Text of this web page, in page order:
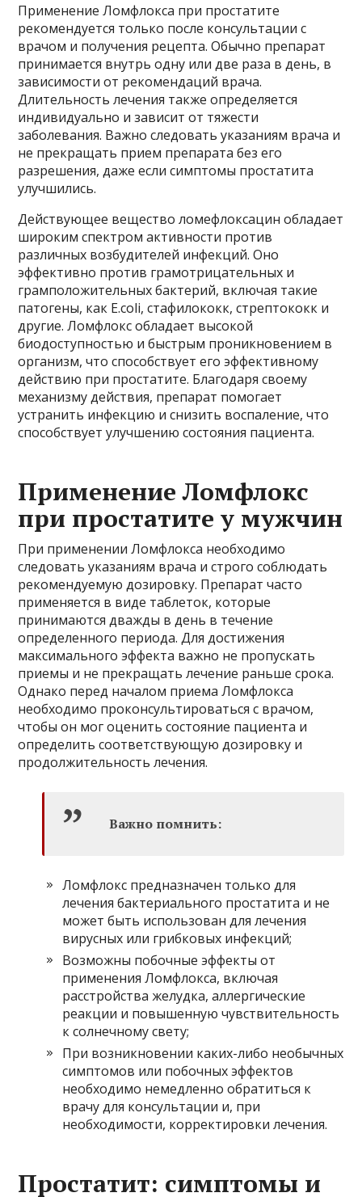
Применение Ломфлокса при простатите
рекомендуется только после консультации с
врачом и получения рецепта. Обычно препарат
принимается внутрь одну или две раза в день, в
зависимости от рекомендаций врача.
Длительность лечения также определяется
индивидуально и зависит от тяжести
заболевания. Важно следовать указаниям врача и
не прекращать прием препарата без его
разрешения, даже если симптомы простатита
улучшились.
Действующее вещество ломефлоксацин обладает
широким спектром активности против
различных возбудителей инфекций. Оно
эффективно против грамотрицательных и
грамположительных бактерий, включая такие
патогены, как E.coli, стафилококк, стрептококк и
другие. Ломфлокс обладает высокой
биодоступностью и быстрым проникновением в
организм, что способствует его эффективному
действию при простатите. Благодаря своему
механизму действия, препарат помогает
устранить инфекцию и снизить воспаление, что
способствует улучшению состояния пациента.
Применение Ломфлокс
при простатите у мужчин
При применении Ломфлокса необходимо
следовать указаниям врача и строго соблюдать
рекомендуемую дозировку. Препарат часто
применяется в виде таблеток, которые
принимаются дважды в день в течение
определенного периода. Для достижения
максимального эффекта важно не пропускать
приемы и не прекращать лечение раньше срока.
Однако перед началом приема Ломфлокса
необходимо проконсультироваться с врачом,
чтобы он мог оценить состояние пациента и
определить соответствующую дозировку и
продолжительность лечения.
Важно помнить:
Ломфлокс предназначен только для
лечения бактериального простатита и не
может быть использован для лечения
вирусных или грибковых инфекций;
Возможны побочные эффекты от
применения Ломфлокса, включая
расстройства желудка, аллергические
реакции и повышенную чувствительность
к солнечному свету;
При возникновении каких-либо необычных
симптомов или побочных эффектов
необходимо немедленно обратиться к
врачу для консультации и, при
необходимости, корректировки лечения.
Простатит: симптомы и